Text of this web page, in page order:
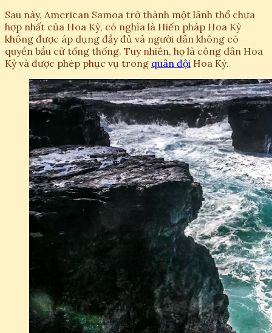
Sau này, American Samoa trở thành một lãnh thổ chưa
hợp nhất của Hoa Kỳ, có nghĩa là Hiến pháp Hoa Kỳ
không được áp dụng đầy đủ và người dân không có
quyền bầu cử tổng thống. Tuy nhiên, họ là công dân Hoa
Kỳ và được phép phục vụ trong quân đội Hoa Kỳ.